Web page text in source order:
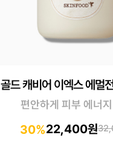
골드 캐비어 이엑스 에멀
편안하게 피부 에너
30%22,400원